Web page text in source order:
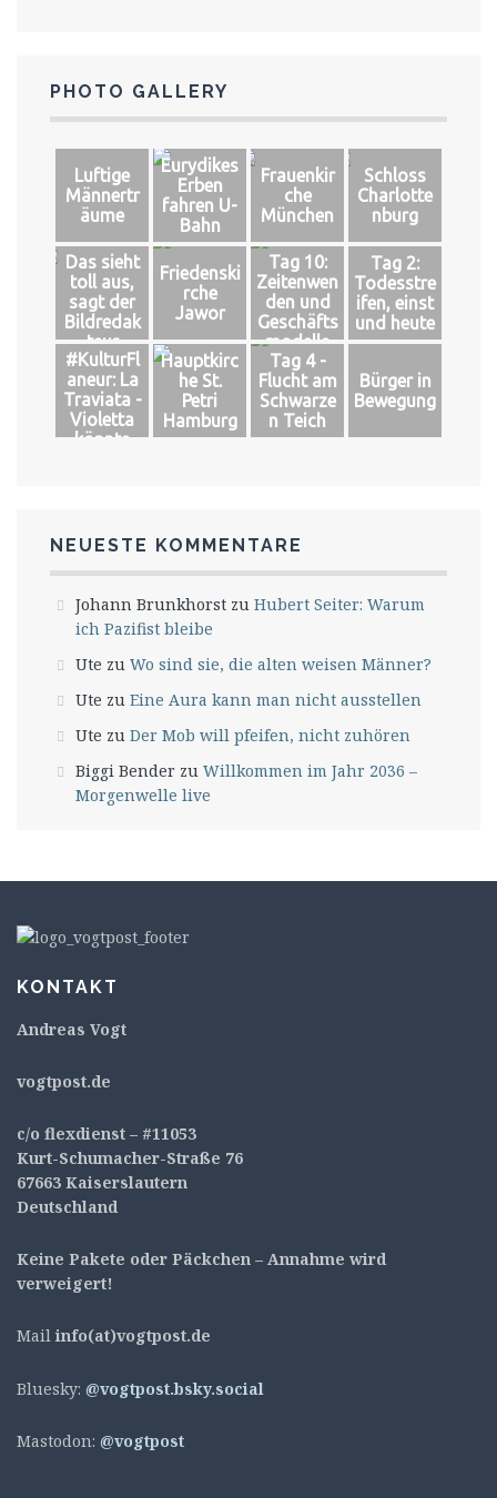
PHOTO GALLERY
Luftige
Männertr
äume
Eurydikes
Erben
fahren U-
Bahn
Frauenkir
che
München
Schloss
Charlotte
nburg
Das sieht
toll aus,
sagt der
Bildredak
teur
Friedenski
rche
Jawor
Tag 10:
Zeitenwen
den und
Geschäfts
modelle
Tag 2:
Todesstre
ifen, einst
und heute
#KulturFl
aneur: La
Traviata -
Violetta
könnte
Hauptkirc
he St.
Petri
Hamburg
Tag 4 -
Flucht am
Schwarze
n Teich
Bürger in
Bewegung
NEUESTE KOMMENTARE
Johann Brunkhorst zu Hubert Seiter: Warum
ich Pazifist bleibe
Ute zu Wo sind sie, die alten weisen Männer?
Ute zu Eine Aura kann man nicht ausstellen
Ute zu Der Mob will pfeifen, nicht zuhören
Biggi Bender zu Willkommen im Jahr 2036 –
Morgenwelle live
KONTAKT
Andreas Vogt
vogtpost.de
c/o flexdienst – #11053
Kurt-Schumacher-Straße 76
67663 Kaiserslautern
Deutschland
Keine Pakete oder Päckchen – Annahme wird
verweigert!
Mail info(at)vogtpost.de
Bluesky: @vogtpost.bsky.social
Mastodon: @vogtpost